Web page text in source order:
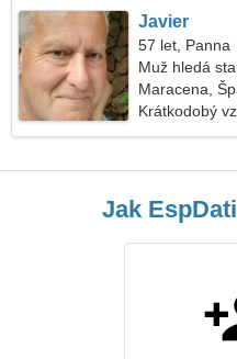
Javier
57 let, Panna
Muž hledá
Maracena,
Krátkodobý
Jak